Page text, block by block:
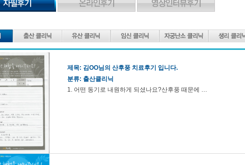
제목: 김OO님의 산후풍 치료후기 입니다.
분류: 출산클리닉
1. 어떤 동기로 내원하게 되셨나요?산후풍 때문에 …